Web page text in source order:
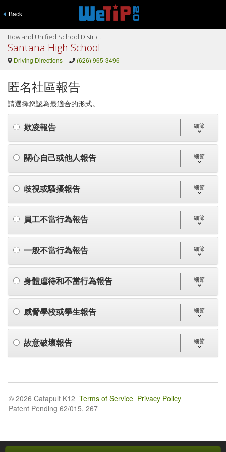
Back
Rowland Unified School District
Santana High School
Driving Directions (626) 965-3496
匿名社區報告
請選擇您認為最適合的形式。
欺凌報告 細節
關心自己或他人報告 細節
歧視或騷擾報告 細節
員工不當行為報告 細節
一般不當行為報告 細節
身體虐待和不當行為報告 細節
威脅學校或學生報告 細節
故意破壞報告 細節
© 2026 Catapult K12 Terms of Service Privacy Policy
Patent Pending 62/015, 267